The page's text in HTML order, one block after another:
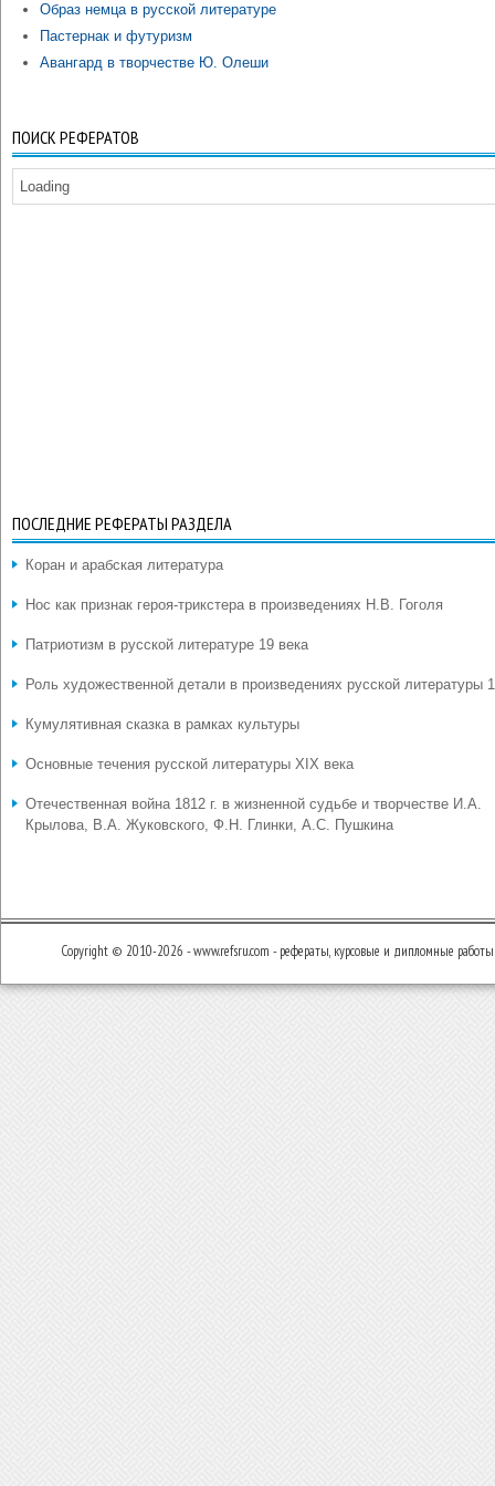
Образ немца в русской литературе
Пастернак и футуризм
Авангард в творчестве Ю. Олеши
ПОИСК РЕФЕРАТОВ
Loading
ПОСЛЕДНИЕ РЕФЕРАТЫ РАЗДЕЛА
Коран и арабская литература
Нос как признак героя-трикстера в произведениях Н.В. Гоголя
Патриотизм в русской литературе 19 века
Роль художественной детали в произведениях русской литературы
Кумулятивная сказка в рамках культуры
Основные течения русской литературы XIX века
Отечественная война 1812 г. в жизненной судьбе и творчестве И.А.
Крылова, В.А. Жуковского, Ф.Н. Глинки, А.С. Пушкина
Copyright © 2010-2026 - www.refsru.com - рефераты, курсовые и дипломные работы